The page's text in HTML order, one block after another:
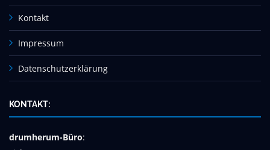
Kontakt
Impressum
Datenschutzerklärung
KONTAKT:
drumherum-Büro: